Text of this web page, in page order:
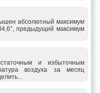
абсолютный максимум
предыдущий максимум
и избыточным
воздуха за месяц